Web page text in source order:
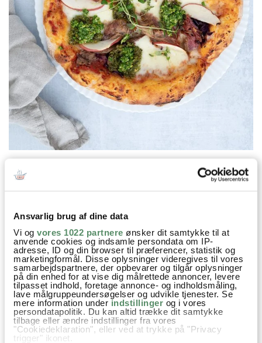
Ansvarlig brug af dine data
Vi og vores 1022 partnere ønsker dit samtykke til at
anvende cookies og indsamle persondata om IP-
adresse, ID og din browser til præferencer, statistik og
marketingformål. Disse oplysninger videregives til vores
samarbejdspartnere, der opbevarer og tilgår oplysninger
på din enhed for at vise dig målrettede annoncer, levere
tilpasset indhold, foretage annonce- og indholdsmåling,
lave målgruppeundersøgelser og udvikle tjenester. Se
mere information underindstillinger og i vores
persondatapolitik. Du kan altid trække dit samtykke
tilbage eller ændre indstillinger fra vores
"Cookiedeklaration", eller ved at trykke på "Privacy
trigger" ikonet.
Hvis I har lyst til flere skønne tips til at spise resterne
anbefale at kigge nærmere på disse lækre
forårsruller med andekød
lækkeranderiletteeller bruge det lækre kød i en skøn
banh mi burger.
Aftensmad Julefrokost Juleopskrifter Opskrifter
Gær Hvedemel Hakkede tomater Basilikum
Tomatpuré Mozzarella Ost And rødkål Kål